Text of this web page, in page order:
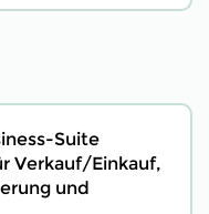
Suite
Verkauf/Einkauf,
und